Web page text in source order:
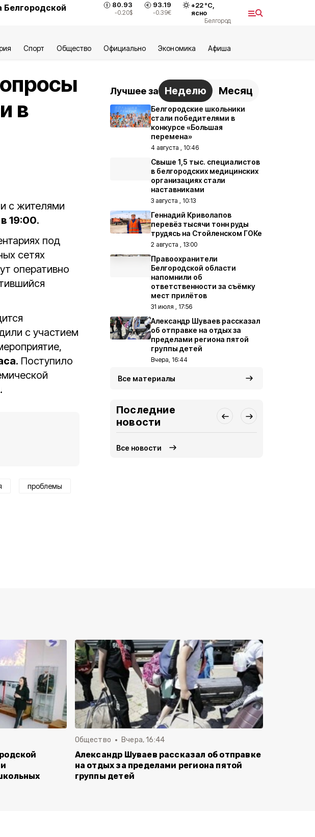
Белгородской
80.93
-0.20$
93.19
-0.39€
+22°С,
ясно
Белгород
Спорт Общество Официально Экономика Aфиша
в
с жителями
19:00.
под
сетях
оперативно
с участием
. Поступило
проблемы
Лучшее за Неделю Месяц
Белгородские школьники
стали победителями в
конкурсе «Большая
перемена»
4 августа , 10:46
Свыше 1,5 тыс. специалистов
в белгородских медицинских
организациях стали
наставниками
3 августа , 10:13
Геннадий Криволапов
перевёз тысячи тонн руды
трудясь на Стойленском ГОКе
2 августа , 13:00
Правоохранители
Белгородской области
напомнили об
ответственности за съёмку
мест прилётов
31 июля , 17:56
Александр Шуваев рассказал
об отправке на отдых за
пределами региона пятой
группы детей
Вчера, 16:44
Все материалы
Последние
новости
Все новости
Общество Вчера, 16:44
Александр Шуваев рассказал об отправке
на отдых за пределами региона пятой
группы детей